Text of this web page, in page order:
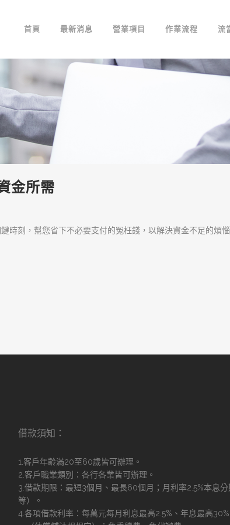
首頁 最新消息 營業項目 作業流程 流
金所需
時刻，幫您省下不必要支付的冤枉錢，以解決資金不足的煩
借款須知：
1.客戶年齡滿20至60歲皆可辦理。
2.客戶職業類別：各行各業皆可辦理。
3.借款期限：最短3個月、最長60個月；月利率2.5%本息
等）。
4.各項借款利率：每萬元每月利息最高2.5%、年息最高30%